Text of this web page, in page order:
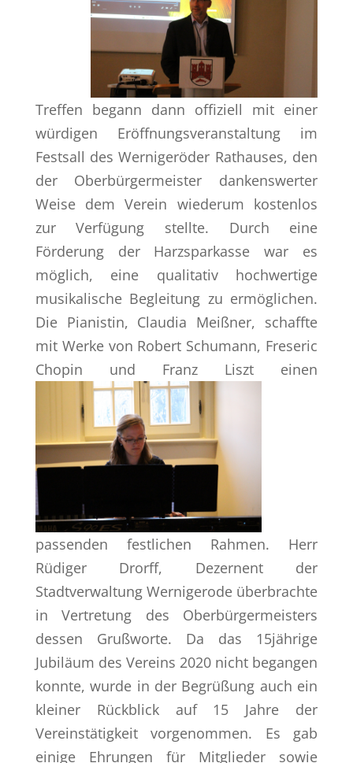
Treffen begann dann offiziell mit einer
würdigen Eröffnungsveranstaltung im
Festsall des Wernigeröder Rathauses, den
der Oberbürgermeister dankenswerter
Weise dem Verein wiederum kostenlos
zur Verfügung stellte. Durch eine
Förderung der Harzsparkasse war es
möglich, eine qualitativ hochwertige
musikalische Begleitung zu ermöglichen.
Die Pianistin, Claudia Meißner, schaffte
mit Werke von Robert Schumann, Freseric
Chopin und Franz Liszt einen
passenden festlichen Rahmen. Herr
Rüdiger Drorff, Dezernent der
Stadtverwaltung Wernigerode überbrachte
in Vertretung des Oberbürgermeisters
dessen Grußworte. Da das 15jährige
Jubiläum des Vereins 2020 nicht begangen
konnte, wurde in der Begrüßung auch ein
kleiner Rückblick auf 15 Jahre der
Vereinstätigkeit vorgenommen. Es gab
einige Ehrungen für Mitglieder sowie